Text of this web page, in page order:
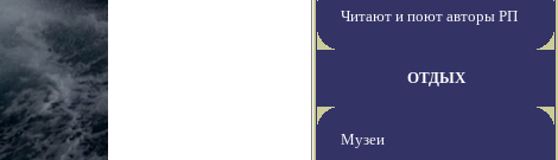
Читают и поют авторы РП
ОТДЫХ
Музеи